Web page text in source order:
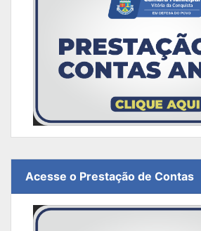
Acesse o Prestação de Contas